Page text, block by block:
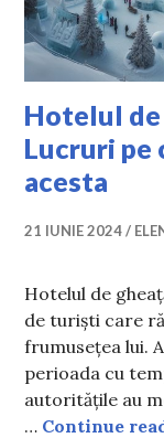
Hotelul de
Lucruri pe
acesta
21 IUNIE 2024
Hotelul de
de turiști care
frumusețea lui.
perioada cu
autoritățile au
… Continue